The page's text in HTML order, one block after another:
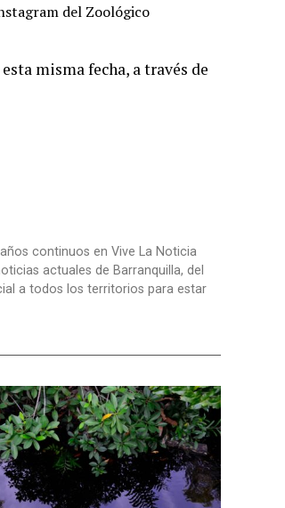
del Zoológico
misma fecha, a través de
continuos en Vive La Noticia
actuales de Barranquilla, del
a todos los territorios para estar